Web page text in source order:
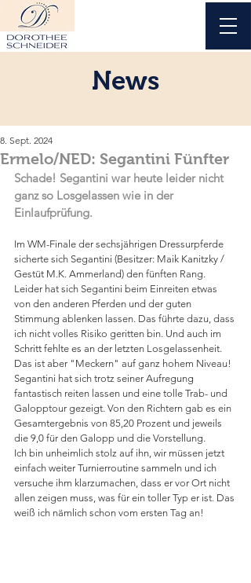
News
Ermelo/NED: Segantini Fünfter
8. Sept. 2024
Schade! Segantini war heute leider nicht
ganz so Losgelassen wie in der
Einlaufprüfung.
Im WM-Finale der sechsjährigen Dressurpferde
sicherte sich Segantini (Besitzer: Maik Kanitzky /
Gestüt M.K. Ammerland) den fünften Rang.
Leider hat sich Segantini beim Einreiten etwas
von den anderen Pferden und der guten
Stimmung ablenken lassen. Das führte dazu, dass
ich nicht volles Risiko geritten bin. Und auch im
Schritt fehlte es an der letzten Losgelassenheit.
Das ist aber "Meckern" auf ganz hohem Niveau!
Segantini hat sich trotz seiner Aufregung
fantastisch reiten lassen und eine tolle Trab- und
Galopptour gezeigt. Von den Richtern gab es ein
Gesamtergebnis von 85,20 Prozent und jeweils
die 9,0 für den Galopp und die Vorstellung.
Ich bin unheimlich stolz auf ihn, wir müssen jetzt
einfach weiter Turnierroutine sammeln und ich
versuche ihm klarzumachen, dass er vor Ort nicht
allen zeigen muss, was für ein toller Typ er ist. Das
weiß ich nämlich schon vom ersten Tag an!